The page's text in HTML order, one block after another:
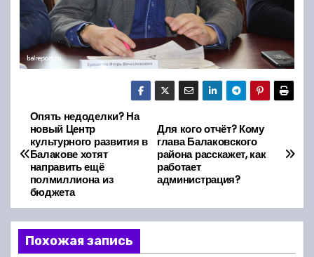
Н
а
в
и
г
Для кого отчёт? Кому
глава Балаковского
района расскажет, как
работает
администрация?
Опять недоделки? На
новый Центр
культурного развития в
Балакове хотят
направить ещё
полмиллиона из
бюджета
Похожая запись